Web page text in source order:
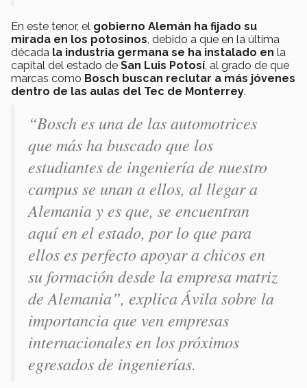
En este tenor, el gobierno Alemán ha fijado su
mirada en los potosinos , debido a que en la última
década la industria germana se ha instalado en la
capital del estado de San Luis Potosí , al grado de que
marcas como Bosch buscan reclutar a más jóvenes
dentro de las aulas del Tec de Monterrey.
“Bosch es una de las automotrices
que más ha buscado que los
estudiantes de ingeniería de nuestro
campus se unan a ellos, al llegar a
Alemania y es que, se encuentran
aquí en el estado, por lo que para
ellos es perfecto apoyar a chicos en
su formación desde la empresa matriz
de Alemania”, explica Ávila sobre la
importancia que ven empresas
internacionales en los próximos
egresados de ingenierías.